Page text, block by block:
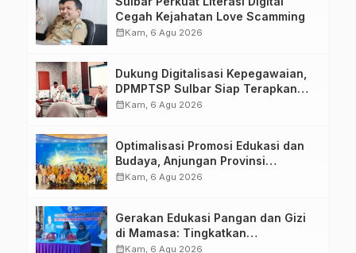
Cegah Kejahatan Love Scamming
calendar_monthKam, 6 Agu 2026
Dukung Digitalisasi Kepegawaian,
DPMPTSP Sulbar Siap Terapkan
Aplikasi FLEKSI ASN
calendar_monthKam, 6 Agu 2026
Optimalisasi Promosi Edukasi dan
Budaya, Anjungan Provinsi
Sulawesi Barat Perkuat Kolaborasi
calendar_monthKam, 6 Agu 2026
Gerakan Edukasi Pangan dan Gizi
di Mamasa: Tingkatkan
Pengetahuan dan Keterampilan
calendar_monthKam, 6 Agu 2026